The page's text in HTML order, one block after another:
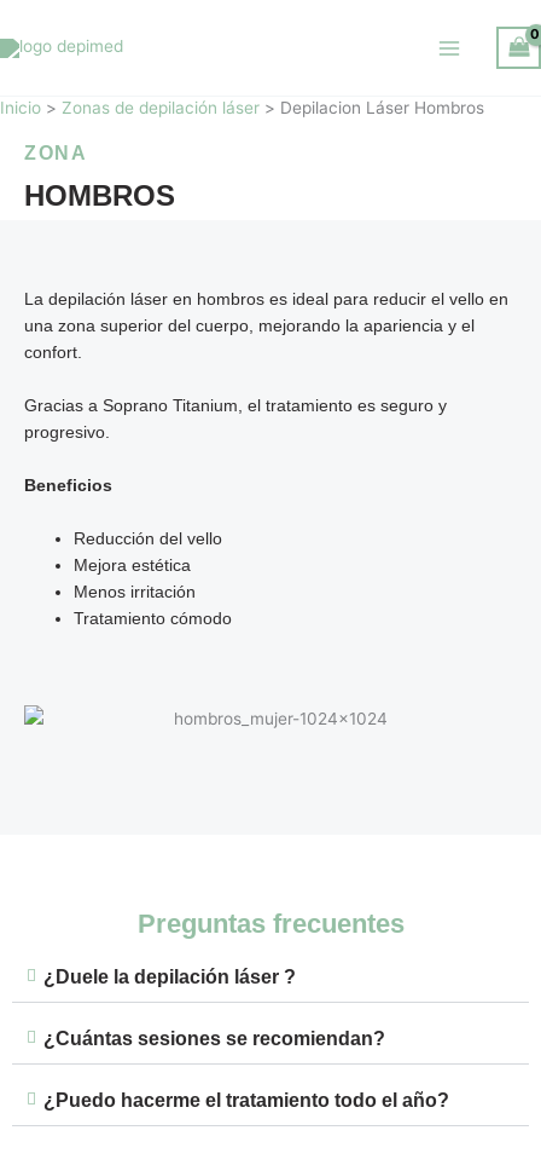
al
Inicio Zonas de depilación láser Depilacion Láser Hombros
ZONA
HOMBROS
La depilación láser en hombros es ideal para reducir el vello en
una zona superior del cuerpo, mejorando la apariencia y el
confort.
Gracias a Soprano Titanium, el tratamiento es seguro y
progresivo.
Beneficios
Reducción del vello
Mejora estética
Menos irritación
Tratamiento cómodo
Preguntas frecuentes
¿Duele la depilación láser ?
¿Cuántas sesiones se recomiendan?
¿Puedo hacerme el tratamiento todo el año?